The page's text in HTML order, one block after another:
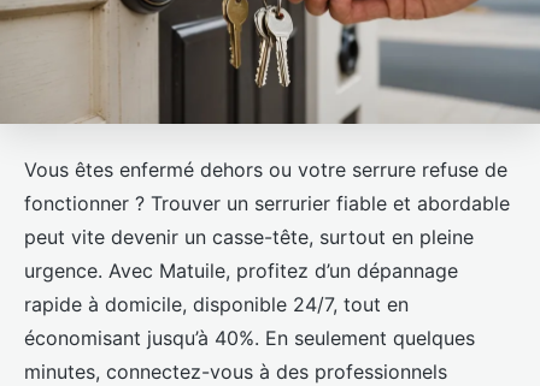
Vous êtes enfermé dehors ou votre serrure refuse de
fonctionner ? Trouver un serrurier fiable et abordable
peut vite devenir un casse-tête, surtout en pleine
urgence. Avec Matuile, profitez d’un dépannage
rapide à domicile, disponible 24/7, tout en
économisant jusqu’à 40%. En seulement quelques
minutes, connectez-vous à des professionnels